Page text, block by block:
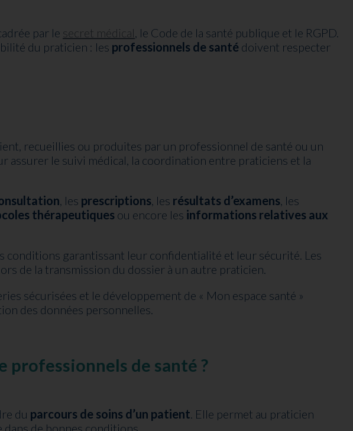
par le secret médical , le Code de la santé publique et le RGPD.
du praticien : les professionnels de santé doivent respecter
recueillies ou produites par un professionnel de santé ou un
assurer le suivi médical, la coordination entre praticiens et la
, les prescriptions , les résultats d’examens , les
thérapeutiques ou encore les informations relatives aux
conditions garantissant leur confidentialité et leur sécurité. Les
de la transmission du dossier à un autre praticien.
sécurisées et le développement de « Mon espace santé »
des données personnelles.
de santé ?
du parcours de soins d’un patient . Elle permet au praticien
de bonnes conditions.